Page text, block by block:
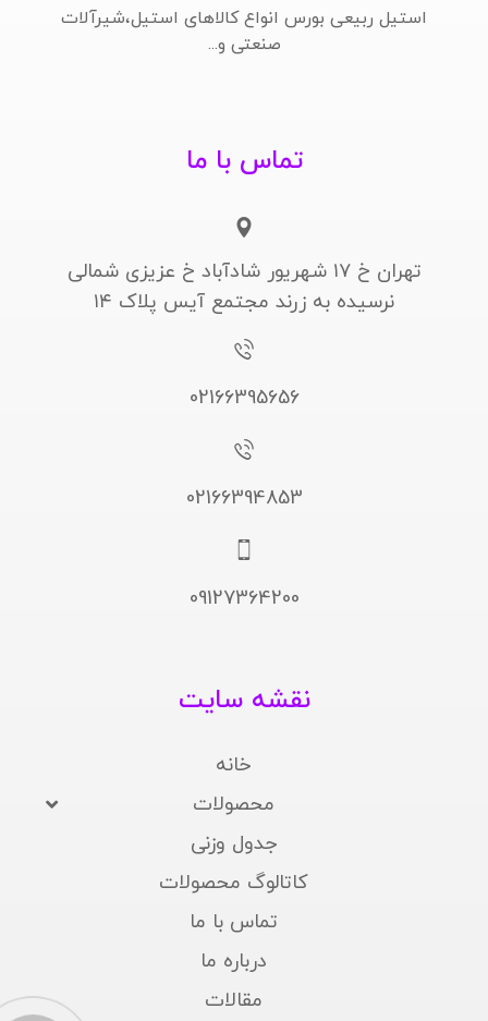
استیل ربیعی بورس انواع کالاهای استیل،شیرآلات
صنعتی و...
تماس با ما
تهران خ ۱۷ شهریور شادآباد خ عزیزی شمالی
نرسیده به زرند مجتمع آیس پلاک ۱۴
02166395656
02166394853
09127364200
نقشه سایت
خانه
محصولات
جدول وزنی
کاتالوگ محصولات
تماس با ما
درباره ما
مقالات